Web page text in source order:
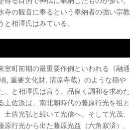
寺の観音に奉るという奉納者の強い宗教
相澤氏はみている。
町前期の最重要作例といわれる《融通
, 重要文化財, 清凉寺蔵）のような穏や
、と相澤氏は言う。品良く調和を求めた
土佐派は、南北朝時代の藤原行光を祖と
土佐光弘と続いて光信へ。そして光茂、
行光から出た藤原光益（六角寂済）、